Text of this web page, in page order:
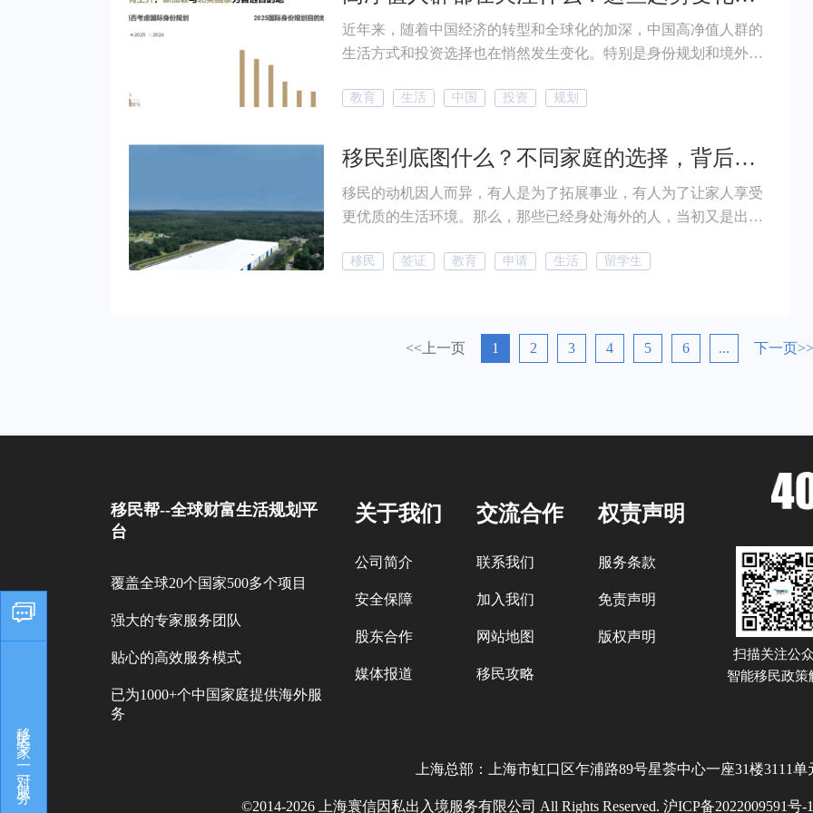
近年来，随着中国经济的转型和全球化的加深，中国高净值人群的
生活方式和投资选择也在悄然发生变化。特别是身份规划和境外投
的《2025中国高净值人群品质生活报告》中的相关数据，为大家解
活方式、消费习惯以及品牌认知的变化与偏好，力图描绘中国高净
值人群的生活形态变化，涉及了从物质消费到精神追求的多维度转
型。无论是境外移居、投资选择，还是日常消费、子女教育，报告
全面展现了高净值人群在财富管理、生活品质提升以及未来规划上
教育 生活 中国 投资 规划
移民到底图什么？不同家庭的选择，背后却是相同的目标
移民的动机因人而异，有人是为了拓展事业，有人为了让家人享受
更优质的生活环境。那么，那些已经身处海外的人，当初又是出于
移民 签证 教育 申请 生活 留学生
<<上一页 1 2 3 4 5 6 ... 下一页>>
移民帮--全球财富生活规划平
台
覆盖全球20个国家500多个项目
强大的专家服务团队
贴心的高效服务模式
已为1000+个中国家庭提供海外服
务
关于我们
公司简介
安全保障
股东合作
媒体报道
交流合作
联系我们
加入我们
网站地图
移民攻略
权责声明
服务条款
免责声明
版权声明
扫描关注公
智能移民政策
上海总部：上海市虹口区乍浦路89号星荟中心一座31楼3111单
©2014-2026 上海寰信因私出入境服务有限公司 All Rights Reserved. 沪ICP备2022009591号-1
移民专家，一对一服务